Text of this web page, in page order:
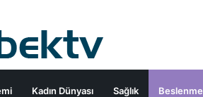
Kadın Dünyası Sağlık Beslenme